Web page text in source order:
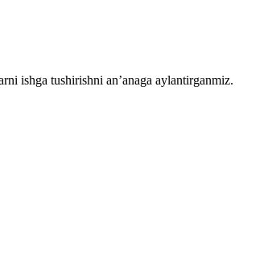
ishga tushirishni an’anaga aylantirganmiz.